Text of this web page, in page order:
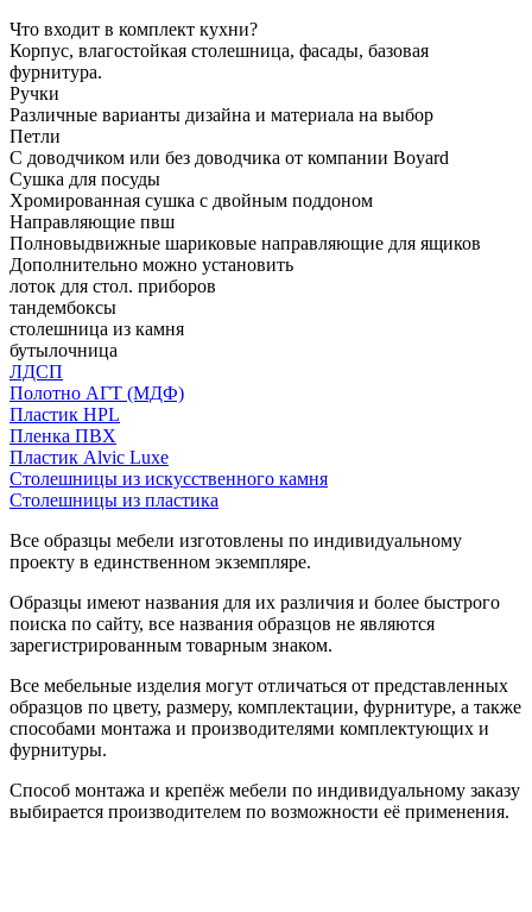
Что входит в комплект кухни?
Корпус, влагостойкая столешница, фасады, базовая
фурнитура.
Ручки
Различные варианты дизайна и материала на выбор
Петли
С доводчиком или без доводчика от компании Boyard
Сушка для посуды
Хромированная сушка с двойным поддоном
Направляющие пвш
Полновыдвижные шариковые направляющие для ящиков
Дополнительно можно установить
лоток для стол. приборов
тандембоксы
столешница из камня
бутылочница
ЛДСП
Полотно АГТ (МДФ)
Пластик HPL
Пленка ПВХ
Пластик Alvic Luxe
Столешницы из искусственного камня
Столешницы из пластика
Все образцы мебели изготовлены по индивидуальному
проекту в единственном экземпляре.
Образцы имеют названия для их различия и более быстрого
поиска по сайту, все названия образцов не являются
зарегистрированным товарным знаком.
Все мебельные изделия могут отличаться от представленных
образцов по цвету, размеру, комплектации, фурнитуре, а также
способами монтажа и производителями комплектующих и
фурнитуры.
Способ монтажа и крепёж мебели по индивидуальному заказу
выбирается производителем по возможности её применения.